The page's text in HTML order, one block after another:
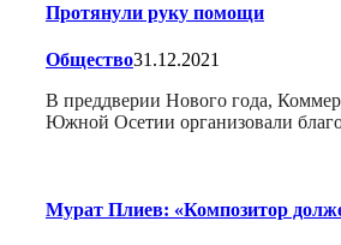
Протянули руку помощи
Общество31.12.2021
В преддверии Нового года,
Южной Осетии организовали
Мурат Плиев: «Композитор